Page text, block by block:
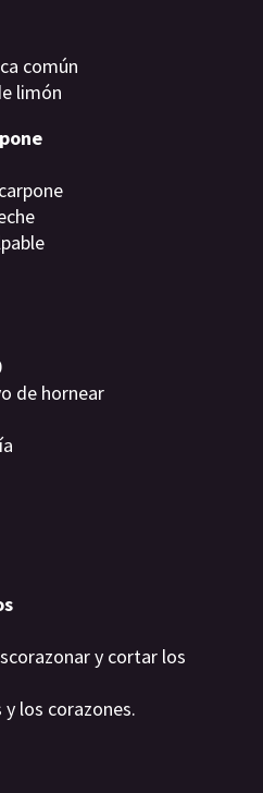
común
limón
de hornear
y cortar los
y los corazones.